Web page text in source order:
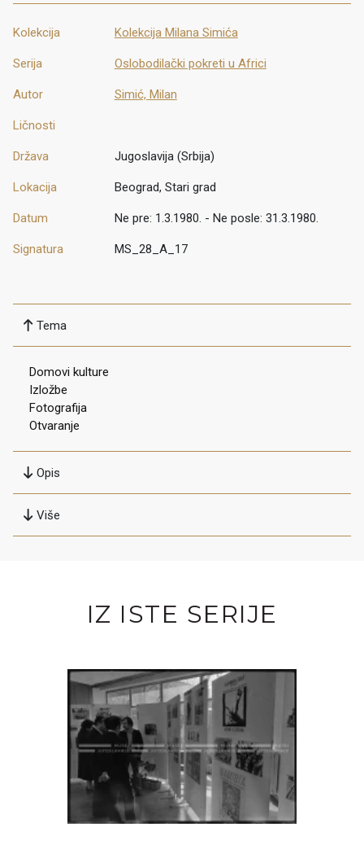
Kolekcija Kolekcija Milana Simića
Serija Oslobodilački pokreti u Africi
Autor Simić, Milan
Ličnosti
Država Jugoslavija (Srbija)
Lokacija Beograd, Stari grad
Datum Ne pre: 1.3.1980. - Ne posle: 31.3.1980.
Signatura MS_28_A_17
Tema
Domovi kulture
Izložbe
Fotografija
Otvaranje
Opis
Više
IZ ISTE SERIJE